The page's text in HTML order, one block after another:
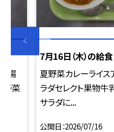
揚
野菜
7月16日（木）の給食
夏野菜カレーライス
ラダセレクト果物牛
サラダに...
公開日 2026/07/16